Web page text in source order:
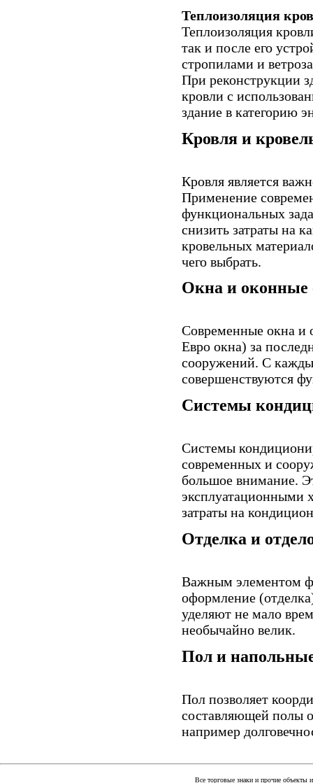
Теплоизоляция
Теплоизоляция
так и после его
стропилами и
При реконструкции
кровли с
здание в категорию
Кровля и
Кровля является
Применение
функциональных
снизить затраты на
кровельных
чего выбрать.
Окна и оконные
Современные окна и
Евро окна) за
сооружений. С
совершенствуются
Системы
Системы
современных и
большое внимание.
эксплуатационными
затраты на
Отделка и
Важным элементом
оформление
уделяют не мало
необычайно велик.
Пол и
Пол позволяет
составляющей полы
например
Все торговые знаки и прочие объекты